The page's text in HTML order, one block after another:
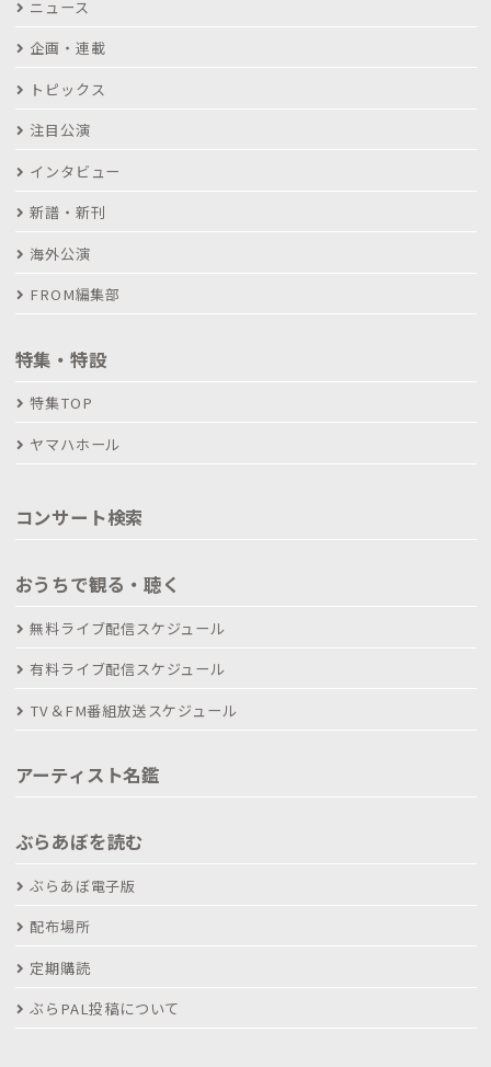
ニュース
企画・連載
トピックス
注目公演
インタビュー
新譜・新刊
海外公演
FROM編集部
特集・特設
特集TOP
ヤマハホール
コンサート検索
おうちで観る・聴く
無料ライブ配信スケジュール
有料ライブ配信スケジュール
TV＆FM番組放送スケジュール
アーティスト名鑑
ぶらあぼを読む
ぶらあぼ電子版
配布場所
定期購読
ぶらPAL投稿について